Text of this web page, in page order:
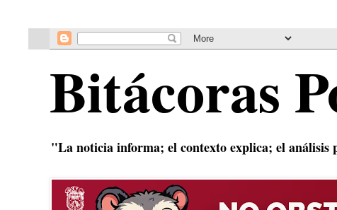
Bitácoras
"La noticia informa; el contexto explica; el análisis